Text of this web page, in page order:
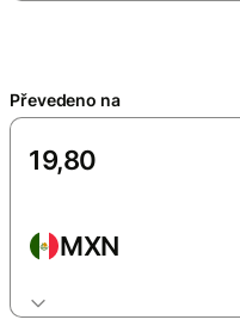
Převedeno na
MXN